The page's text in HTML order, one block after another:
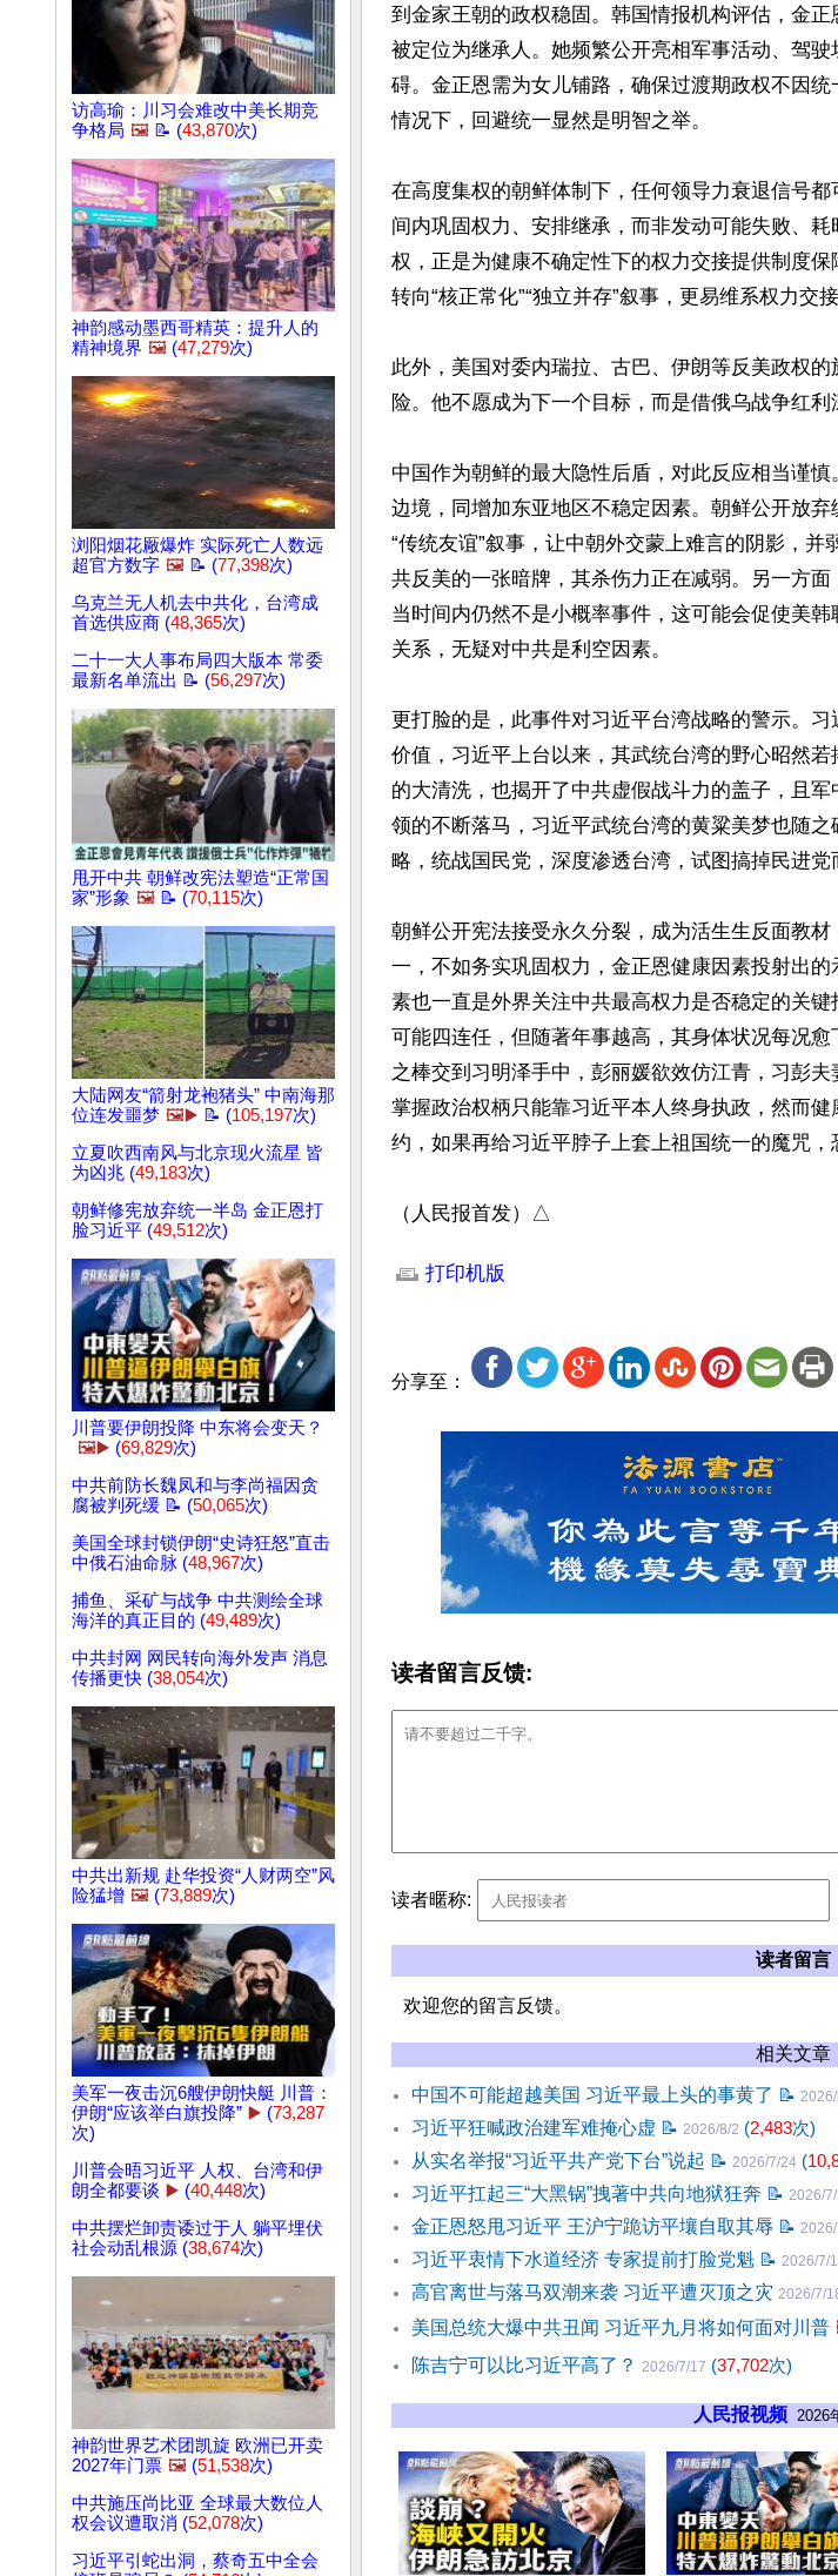
访高瑜：川习会难改中美长期竞
争格局 🖼️ 📝 (43,870次)
神韵感动墨西哥精英：提升人的
精神境界 🖼️ (47,279次)
浏阳烟花厰爆炸 实际死亡人数远
超官方数字 🖼️ 📝 (77,398次)
乌克兰无人机去中共化，台湾成
首选供应商 (48,365次)
二十一大人事布局四大版本 常委
最新名单流出 📝 (56,297次)
甩开中共 朝鲜改宪法塑造“正常国
家”形象 🖼️ 📝 (70,115次)
大陆网友“箭射龙袍猪头” 中南海那
位连发噩梦 🖼️▶️ 📝 (105,197次)
立夏吹西南风与北京现火流星 皆
为凶兆 (49,183次)
朝鲜修宪放弃统一半岛 金正恩打
脸习近平 (49,512次)
川普要伊朗投降 中东将会变天？
🖼️▶️ (69,829次)
中共前防长魏凤和与李尚福因贪
腐被判死缓 📝 (50,065次)
美国全球封锁伊朗“史诗狂怒”直击
中俄石油命脉 (48,967次)
捕鱼、采矿与战争 中共测绘全球
海洋的真正目的 (49,489次)
中共封网 网民转向海外发声 消息
传播更快 (38,054次)
中共出新规 赴华投资“人财两空”风
险猛增 🖼️ (73,889次)
美军一夜击沉6艘伊朗快艇 川普：
伊朗“应该举白旗投降” ▶️ (73,287
次)
川普会晤习近平 人权、台湾和伊
朗全都要谈 ▶️ (40,448次)
中共摆烂卸责诿过于人 躺平埋伏
社会动乱根源 (38,674次)
神韵世界艺术团凯旋 欧洲已开卖
2027年门票 🖼️ (51,538次)
中共施压尚比亚 全球最大数位人
权会议遭取消 (52,078次)
习近平引蛇出洞，蔡奇五中全会
到金家王朝的政权稳固。韩国情报机构评估，金
被定位为继承人。她频繁公开亮相军事活动、驾
碍。金正恩需为女儿铺路，确保过渡期政权不因
情况下，回避统一显然是明智之举。
在高度集权的朝鲜体制下，任何领导力衰退信号
间内巩固权力、安排继承，而非发动可能失败、
权，正是为健康不确定性下的权力交接提供制度保
转向“核正常化”“独立并存”叙事，更易维系权力交
此外，美国对委内瑞拉、古巴、伊朗等反美政权
险。他不愿成为下一个目标，而是借俄乌战争红利
中国作为朝鲜的最大隐性后盾，对此反应相当谨
边境，同增加东亚地区不稳定因素。朝鲜公开放
“传统友谊”叙事，让中朝外交蒙上难言的阴影，
共反美的一张暗牌，其杀伤力正在减弱。另一方
当时间内仍然不是小概率事件，这可能会促使美
关系，无疑对中共是利空因素。
更打脸的是，此事件对习近平台湾战略的警示。
价值，习近平上台以来，其武统台湾的野心昭然
的大清洗，也揭开了中共虚假战斗力的盖子，且
领的不断落马，习近平武统台湾的黄粱美梦也随
略，统战国民党，深度渗透台湾，试图搞掉民进党
朝鲜公开宪法接受永久分裂，成为活生生反面教
一，不如务实巩固权力，金正恩健康因素投射出
素也一直是外界关注中共最高权力是否稳定的关
可能四连任，但随著年事越高，其身体状况每况
之棒交到习明泽手中，彭丽媛欲效仿江青，习彭
掌握政治权柄只能靠习近平本人终身执政，然而
约，如果再给习近平脖子上套上祖国统一的魔咒，
（人民报首发）△
打印机版
分享至：
读者留言反馈:
读者暱称:
读者留言
欢迎您的留言反馈。
相关文章
中国不可能超越美国 习近平最上头的事黄了 📝
习近平狂喊政治建军难掩心虚 📝 2026/8/2 (2,483次)
从实名举报“习近平共产党下台”说起 📝 2026/7/24 (
习近平扛起三“大黑锅”拽著中共向地狱狂奔 📝 2026/
金正恩怒甩习近平 王沪宁跪访平壤自取其辱 📝
习近平衷情下水道经济 专家提前打脸党魁 📝 2026/7/
高官离世与落马双潮来袭 习近平遭灭顶之灾 2026/7/
美国总统大爆中共丑闻 习近平九月将如何面对川普
陈吉宁可以比习近平高了？ 2026/7/17 (37,702次)
人民报视频 2026